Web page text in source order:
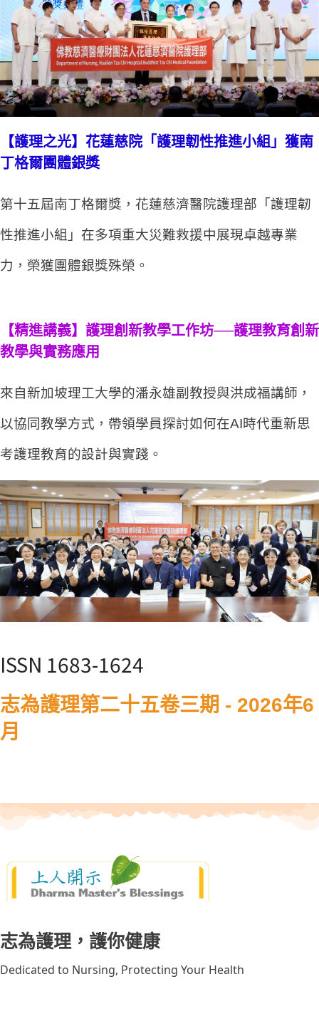
【護理之光】花蓮慈院「護理韌性推進小組」獲南
丁格爾團體銀獎
第十五屆南丁格爾獎，花蓮慈濟醫院護理部「護理韌
性推進小組」在多項重大災難救援中展現卓越專業
力，榮獲團體銀獎殊榮。
【精進講義】護理創新教學工作坊──護理教育創新
教學與實務應用
來自新加坡理工大學的潘永雄副教授與洪成福講師，
以協同教學方式，帶領學員探討如何在AI時代重新思
考護理教育的設計與實踐。
ISSN 1683-1624
志為護理第二十五卷三期 - 2026年6
月
志為護理，護你健康
Dedicated to Nursing, Protecting Your Health